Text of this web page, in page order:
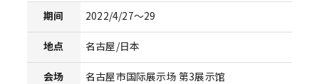
期间 2022/4/27～29
地点 名古屋/日本
会场 名古屋市国际展示场 第3展示馆